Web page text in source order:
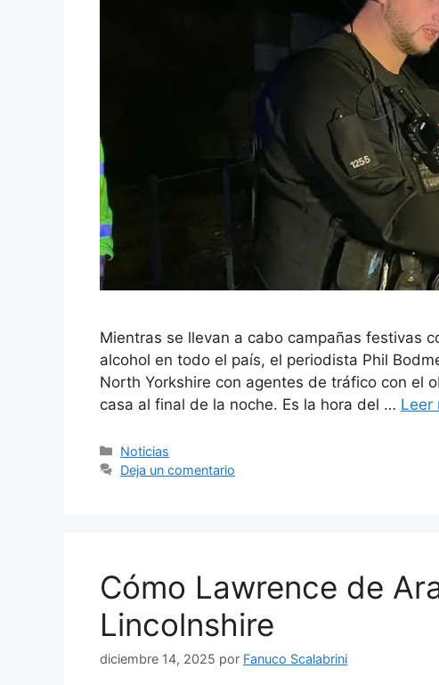
Mientras se llevan a cabo campañas festivas
alcohol en todo el país, el periodista Phil
North Yorkshire con agentes de tráfico con el
casa al final de la noche. Es la hora del … Leer
Categorías
Noticias
Deja un comentario
Cómo Lawrence de
Lincolnshire
diciembre 14, 2025 por Fanuco Scalabrini